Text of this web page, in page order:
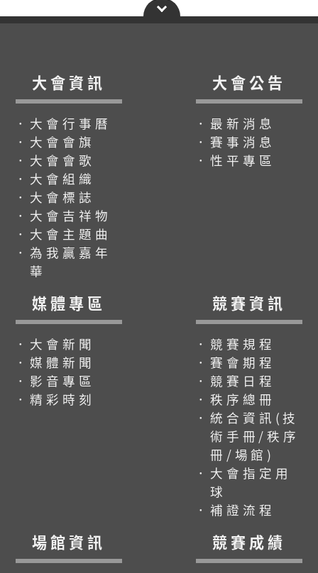
大會資訊
．大會行事曆
．大會會旗
．大會會歌
．大會組織
．大會標誌
．大會吉祥物
．大會主題曲
．為我贏嘉年
華
大會公告
．最新消息
．賽事消息
．性平專區
媒體專區
．大會新聞
．媒體新聞
．影音專區
．精彩時刻
競賽資訊
．競賽規程
．賽會期程
．競賽日程
．秩序總冊
．統合資訊(技
術手冊/秩序
冊/場館)
．大會指定用
球
．補證流程
場館資訊 競賽成績